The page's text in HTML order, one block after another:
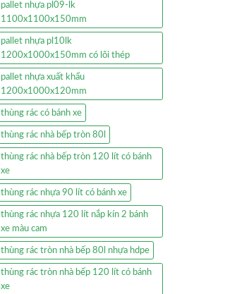
pallet nhựa pl09-lk
1100x1100x150mm
pallet nhựa pl10lk
1200x1000x150mm có lõi thép
pallet nhựa xuất khẩu
1200x1000x120mm
thùng rác có bánh xe
thùng rác nhà bếp tròn 80l
thùng rác nhà bếp tròn 120 lít có bánh
xe
thùng rác nhựa 90 lít có bánh xe
thùng rác nhựa 120 lít nắp kín 2 bánh
xe màu cam
thùng rác tròn nhà bếp 80l nhựa hdpe
thùng rác tròn nhà bếp 120 lít có bánh
xe